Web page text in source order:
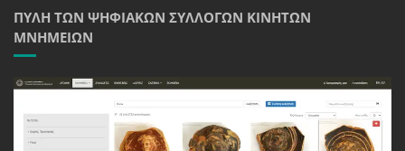
ΠΎΛΗ ΤΩΝ ΨΗΦΙΑΚΏΝ ΣΥΛΛΟΓΏΝ ΚΙΝΗΤΏΝ
ΜΝΗΜΕΊΩΝ